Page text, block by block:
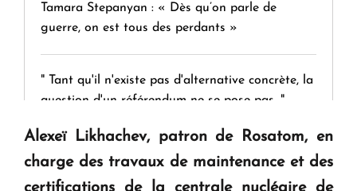
Tamara Stepanyan : « Dès qu’on parle de
guerre, on est tous des perdants »
" Tant qu'il n'existe pas d'alternative concrète, la
question d'un référendum ne se pose pas. "
KASA : 30 ans d'audace, de résilience et d'avenir
en Arménie
Alexeï Likhachev, patron de Rosatom, en
charge des travaux de maintenance et des
certifications de la centrale nucléaire de